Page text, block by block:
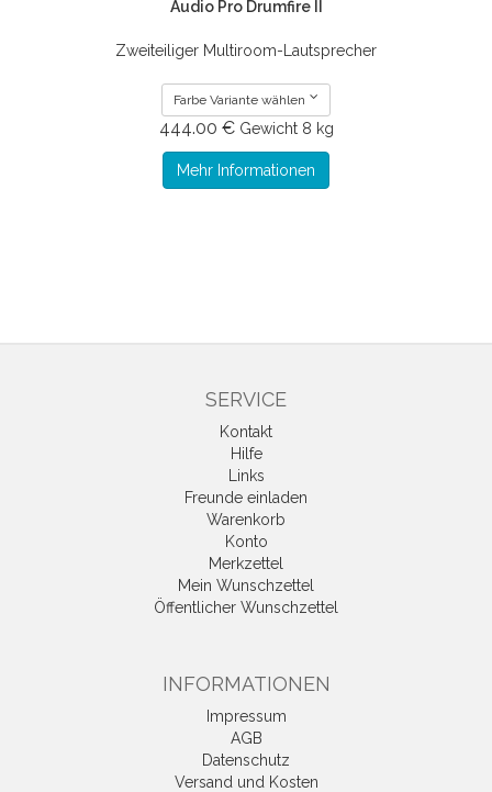
Audio Pro Drumfire II
Zweiteiliger Multiroom-Lautsprecher
Farbe Variante wählen
444.00 € Gewicht 8 kg
Mehr Informationen
SERVICE
Kontakt
Hilfe
Links
Freunde einladen
Warenkorb
Konto
Merkzettel
Mein Wunschzettel
Öffentlicher Wunschzettel
INFORMATIONEN
Impressum
AGB
Datenschutz
Versand und Kosten